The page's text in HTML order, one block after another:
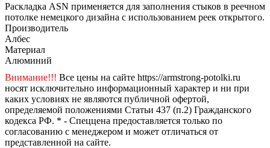
Раскладка ASN применяется для заполнения стыков в реечном
потолке немецкого дизайна с использованием реек открытого.
Производитель
Албес
Материал
Алюминий
Внимание!!! Все цены на сайте https://armstrong-potolki.ru
носят исключительно информационный характер и ни при
каких условиях не являются публичной офертой,
определяемой положениями Статьи 437 (п.2) Гражданского
кодекса РФ. * - Спеццена предоставляется только по
согласованию с менеджером и может отличаться от
представленной на сайте.